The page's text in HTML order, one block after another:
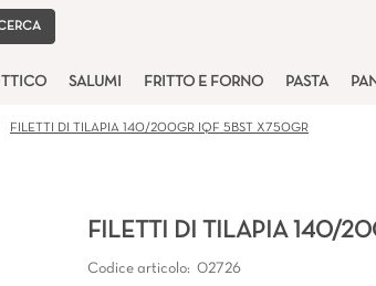
ITTICO SALUMI FRITTO E FORNO PASTA
FILETTI DI TILAPIA 140/200GR IQF 5BST X750GR
FILETTI DI TILAPIA 140/
Codice articolo: 02726